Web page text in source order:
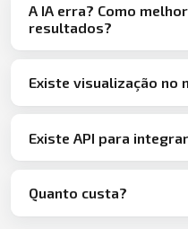
A IA erra? Como
resultados?
Existe visualização no
Existe API para
Quanto custa?